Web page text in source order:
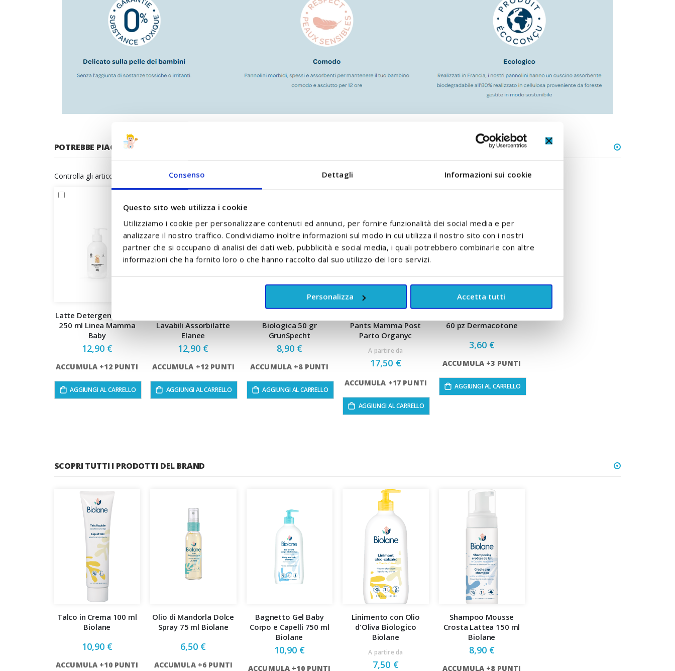
Consenso Dettagli Informazioni sui cookie
Questo sito web utilizza i cookie
Utilizziamo i cookie per personalizzare contenuti ed annunci, per fornire funzionalità dei social media e per
analizzare il nostro traffico. Condividiamo inoltre informazioni sul modo in cui utilizza il nostro sito con i nostri
partner che si occupano di analisi dei dati web, pubblicità e social media, i quali potrebbero combinarle con altre
informazioni che ha fornito loro o che hanno raccolto dal suo utilizzo dei loro servizi.
Personalizza Accetta tutti
POTREBBE PIACERTI ANCHE:
Controlla gli articoli da aggiungere al carrello oppure
Latte Detergente Baby
250 ml Linea Mamma
Baby
12,90 €
ACCUMULA +12 PUNTI
AGGIUNGI AL CARRELLO
Lavabili Assorbilatte
Elanee
12,90 €
ACCUMULA +12 PUNTI
AGGIUNGI AL CARRELLO
Biologica 50 gr
GrunSpecht
8,90 €
ACCUMULA +8 PUNTI
AGGIUNGI AL CARRELLO
Pants Mamma Post
Parto Organyc
A partire da
17,50 €
ACCUMULA +17 PUNTI
AGGIUNGI AL CARRELLO
60 pz Dermacotone
3,60 €
ACCUMULA +3 PUNTI
AGGIUNGI AL CARRELLO
SCOPRI TUTTI I PRODOTTI DEL BRAND
Talco in Crema 100 ml
Biolane
10,90 €
ACCUMULA +10 PUNTI
Olio di Mandorla Dolce
Spray 75 ml Biolane
6,50 €
ACCUMULA +6 PUNTI
Bagnetto Gel Baby
Corpo e Capelli 750 ml
Biolane
10,90 €
ACCUMULA +10 PUNTI
Linimento con Olio
d'Oliva Biologico
Biolane
A partire da
7,50 €
Shampoo Mousse
Crosta Lattea 150 ml
Biolane
8,90 €
ACCUMULA +8 PUNTI